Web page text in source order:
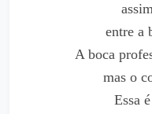
entre a
A boca
mas o
Essa